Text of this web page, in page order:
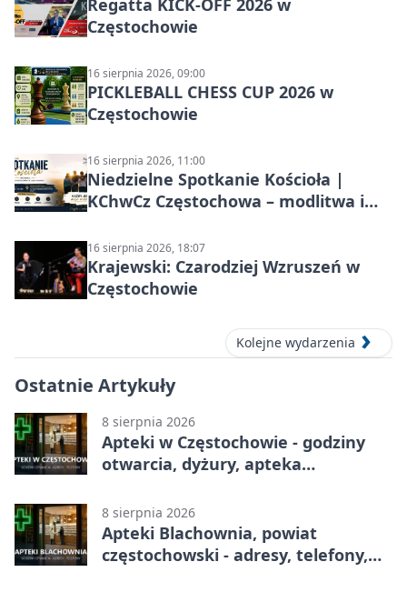
Częstochowie
16 sierpnia 2026, 09:00
PICKLEBALL CHESS CUP 2026 w
Częstochowie
16 sierpnia 2026, 11:00
Niedzielne Spotkanie Kościoła |
KChwCz Częstochowa – modlitwa i
16 sierpnia 2026, 18:07
Krajewski: Czarodziej Wzruszeń w
Częstochowie
Kolejne wydarzenia
Ostatnie Artykuły
8 sierpnia 2026
Apteki w Częstochowie - godziny
otwarcia, dyżury, apteka
8 sierpnia 2026
Apteki Blachownia, powiat
częstochowski - adresy, telefony,